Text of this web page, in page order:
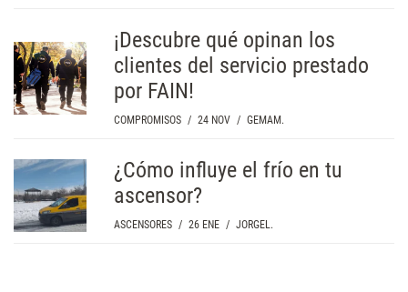
¡Descubre qué opinan los
clientes del servicio prestado
por FAIN!
COMPROMISOS / 24 NOV / GEMAM.
¿Cómo influye el frío en tu
ascensor?
ASCENSORES / 26 ENE / JORGEL.